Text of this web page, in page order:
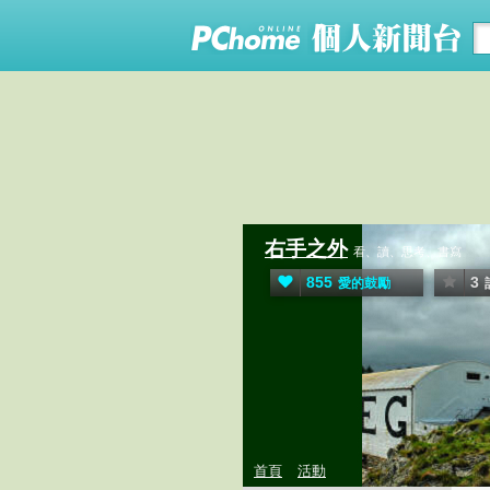
右手之外 看、讀、思考、書寫
855 愛的鼓勵 3
首頁 活動